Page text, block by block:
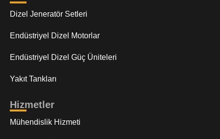
Dizel Jeneratör Setleri
Endüstriyel Dizel Motorlar
Endüstriyel Dizel Güç Üniteleri
Yakıt Tankları
Hizmetler
Mühendislik Hizmeti